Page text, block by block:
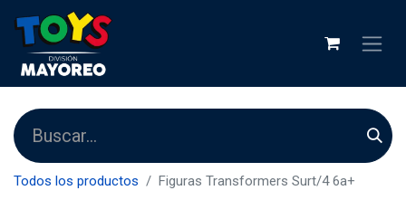
Todos los productos Figuras Transformers Surt/4 6a+